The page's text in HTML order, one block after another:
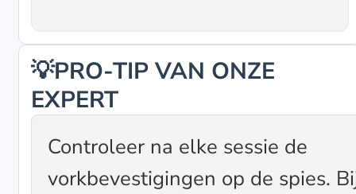
💡PRO-TIP VAN ONZE
EXPERT
Controleer na elke sessie de
vorkbevestigingen op de spies.